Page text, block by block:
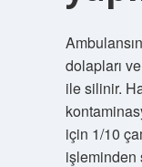
dolapları
ile silinir.
için 1/10
işleminden